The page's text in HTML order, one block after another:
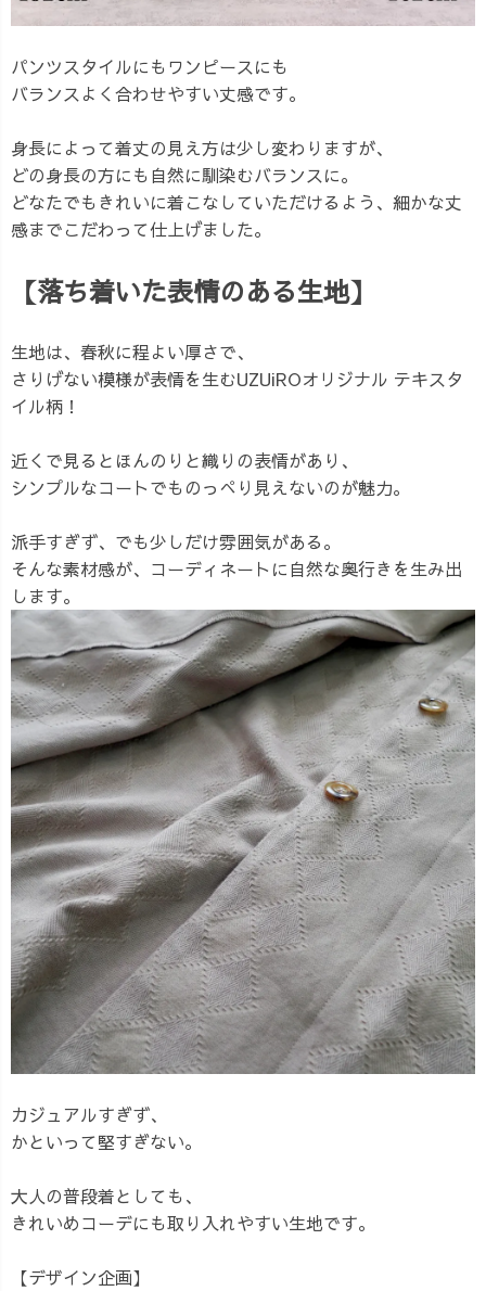
パンツスタイルにもワンピースにも
バランスよく合わせやすい丈感です。
身長によって着丈の見え方は少し変わりますが、
どの身長の方にも自然に馴染むバランスに。
どなたでもきれいに着こなしていただけるよう、細かな丈
感までこだわって仕上げました。
【落ち着いた表情のある生地】
生地は、春秋に程よい厚さで、
さりげない模様が表情を生むUZUiROオリジナル テキスタ
イル柄！
近くで見るとほんのりと織りの表情があり、
シンプルなコートでものっぺり見えないのが魅力。
派手すぎず、でも少しだけ雰囲気がある。
そんな素材感が、コーディネートに自然な奥行きを生み出
します。
カジュアルすぎず、
かといって堅すぎない。
大人の普段着としても、
きれいめコーデにも取り入れやすい生地です。
【デザイン企画】